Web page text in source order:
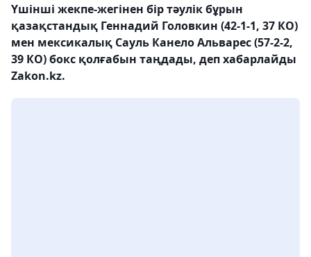
Үшінші жекпе-жегінен бір тәулік бұрын
қазақстандық Геннадий Головкин (42-1-1, 37 КО)
мен мексикалық Сауль Канело Альварес (57-2-2,
39 КО) бокс қолғабын таңдады, деп хабарлайды
Zakon.kz.